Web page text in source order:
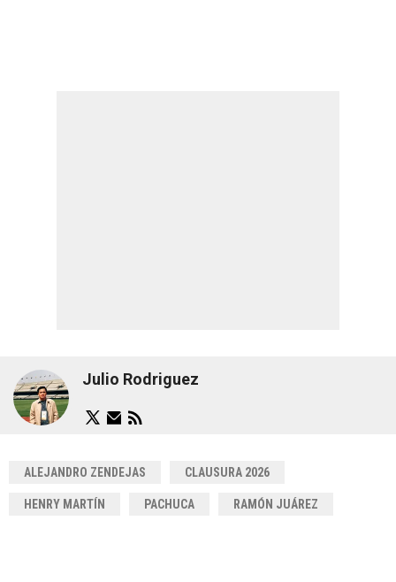
Julio Rodriguez
ALEJANDRO ZENDEJAS CLAUSURA 2026
HENRY MARTÍN PACHUCA RAMÓN JUÁREZ